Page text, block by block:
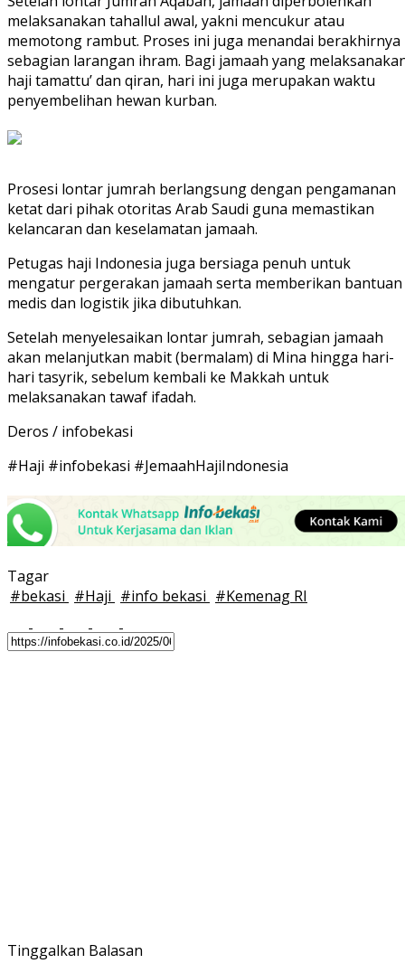
melaksanakan tahallul awal, yakni mencukur atau
memotong rambut. Proses ini juga menandai berakhirnya
sebagian larangan ihram. Bagi jamaah yang
haji tamattu’ dan qiran, hari ini juga merupakan waktu
penyembelihan hewan kurban.
Prosesi lontar jumrah berlangsung dengan pengamanan
ketat dari pihak otoritas Arab Saudi guna memastikan
kelancaran dan keselamatan jamaah.
Petugas haji Indonesia juga bersiaga penuh untuk
mengatur pergerakan jamaah serta memberikan bantuan
medis dan logistik jika dibutuhkan.
Setelah menyelesaikan lontar jumrah, sebagian jamaah
akan melanjutkan mabit (bermalam) di Mina hingga hari-
hari tasyrik, sebelum kembali ke Makkah untuk
melaksanakan tawaf ifadah.
Deros / infobekasi
#Haji #infobekasi #JemaahHajiIndonesia
Tagar
#bekasi #Haji #info bekasi #Kemenag RI
Tinggalkan Balasan